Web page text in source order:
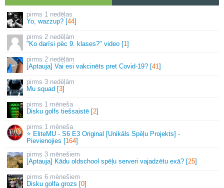
1 nedēļas
Yo, wazzup? [44]
2 nedēļām
"Ko darīsi pēc 9. klases?" video [1]
2 nedēļām
[Aptauja] Vai esi vakcinēts pret Covid-19? [41]
3 nedēļām
Mu squad [3]
1 mēneša
Disku golfs tiešsaistē [2]
1 mēneša
⭐ EliteMU - S6 E3 Original [Unikāls Spēļu Projekts] -
Pievienojies [164]
3 mēnešiem
[Aptauja] Kādu oldschool spēļu serveri vajadzētu exā? [25]
6 mēnešiem
Disku golfa grozs [0]